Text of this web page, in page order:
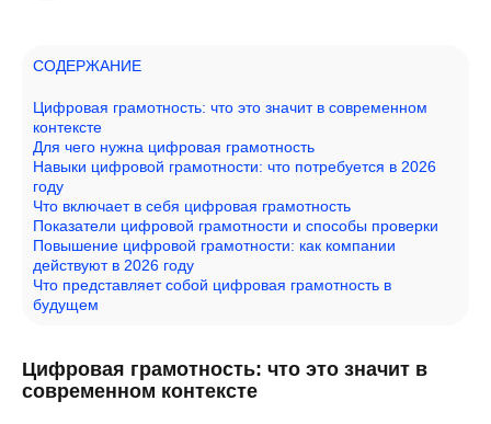
СОДЕРЖАНИЕ
Цифровая грамотность: что это значит в современном
контексте
Для чего нужна цифровая грамотность
Навыки цифровой грамотности: что потребуется в 2026
году
Что включает в себя цифровая грамотность
Показатели цифровой грамотности и способы проверки
Повышение цифровой грамотности: как компании
действуют в 2026 году
Что представляет собой цифровая грамотность в
будущем
Цифровая грамотность: что это значит в
современном контексте